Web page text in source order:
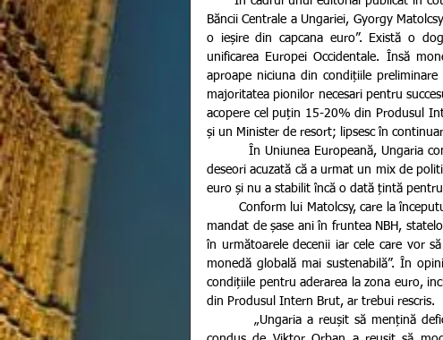
Băncii Centrale a Ungariei, Gyorgy
o ieșire din capcana euro”. Există o
unificarea Europei Occidentale. Însă
aproape niciuna din condițiile
majoritatea pionilor necesari pentru
acopere cel puțin 15-20% din Produsul
și un Minister de resort; lipsesc în
deseori acuzată că a urmat un mix de
euro și nu a stabilit încă o dată țintă
mandat de șase ani în fruntea NBH,
în următoarele decenii iar cele care vor
monedă globală mai sustenabilă”. În
condițiile pentru aderarea la zona euro,
din Produsul Intern Brut, ar trebui rescris.
         „Ungaria a reușit să mențină deficitul bugetar sub pragul de 3% din PIB. În plus, guvernul